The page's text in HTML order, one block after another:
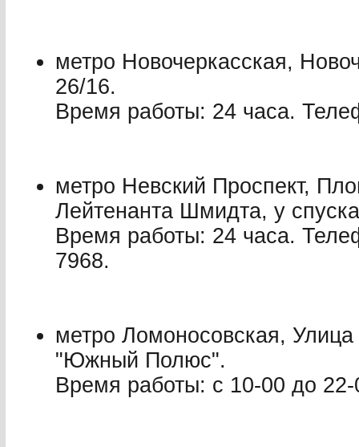
метро Новочеркасская,
26/16.
Время работы: 24 часа.
метро Невский Проспект,
Лейтенанта Шмидта, у
Время работы: 24 часа.
7968.
метро Ломоносовская,
"Южный Полюс".
Время работы: с 10-00 до